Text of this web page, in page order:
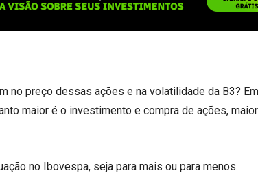
no preço dessas ações e na volatilidade da B3?
maior é o investimento e compra de ações,
no Ibovespa, seja para mais ou para menos.